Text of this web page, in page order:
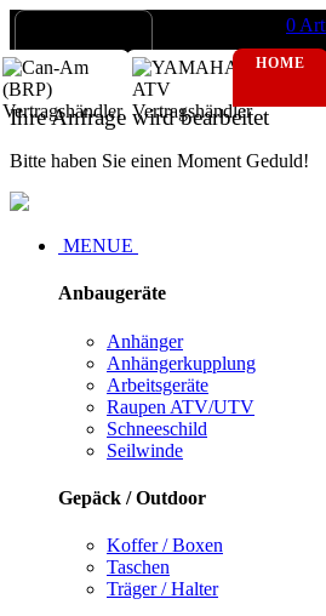
0
HOME
Ihre Anfrage wird bearbeitet
Bitte haben Sie einen Moment Geduld!
MENUE
Anbaugeräte
Anhänger
Anhängerkupplung
Arbeitsgeräte
Raupen ATV/UTV
Schneeschild
Seilwinde
Gepäck / Outdoor
Koffer / Boxen
Taschen
Träger / Halter